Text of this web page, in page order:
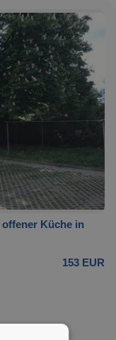
Küche in
153 EUR